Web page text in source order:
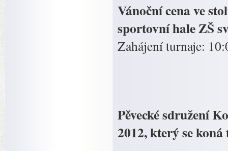
Vánoční cena ve
sportovní hale ZŠ
Zahájení turnaje:
Pěvecké sdružení
2012, který se